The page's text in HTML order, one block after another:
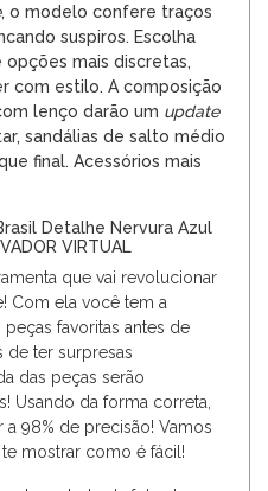
, o modelo confere traços
suspiros. Escolha
mais discretas,
com estilo. A composição
lenço darão um update
sandálias de salto médio
final. Acessórios mais
Detalhe Nervura Azul
VIRTUAL
que vai revolucionar
Com ela você tem a
favoritas antes de
de ter surpresas
das peças serão
Usando da forma correta,
98% de precisão! Vamos
mostrar como é fácil!